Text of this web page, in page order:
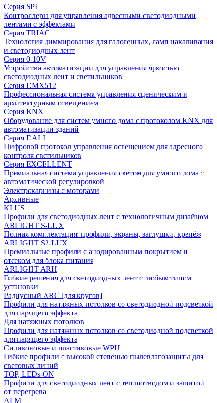
Серия SPI
Контроллеры для управления адресными светодиодными
лентами с эффектами
Серия TRIAC
Технология диммирования для галогенных, ламп накаливания
и светодиодных лент
Серия 0-10V
Устройства автоматизации для управления яркостью
светодиодных лент и светильников
Серия DMX512
Профессиональная система управления сценическим и
архитектурным освещением
Серия KNX
Оборудование для систем умного дома с протоколом KNX для
автоматизации зданий
Серия DALI
Цифровой протокол управления освещением для адресного
контроля светильников
Серия EXCELLENT
Премиальная система управления светом для умного дома с
автоматической регулировкой
Электрокарнизы с моторами
Архивные
KLUS
Профили для светодиодных лент с технологичным дизайном
ARLIGHT S-LUX
Полная комплектация: профили, экраны, заглушки, крепёж
ARLIGHT S2-LUX
Премиальные профили с анодированным покрытием и
отсеком для блока питания
ARLIGHT ARH
Гибкие решения для светодиодных лент с любым типом
установки
Радиусный ARC [для кругов]
Профили для натяжных потолков со светодиодной подсветкой
для парящего эффекта
Для натяжных потолков
Профили для натяжных потолков со светодиодной подсветкой
для парящего эффекта
Силиконовые и пластиковые WPH
Гибкие профили с высокой степенью пылевлагозащиты для
световых линий
TOP, LEDs-ON
Профили для светодиодных лент с теплоотводом и защитой
от перегрева
ALM